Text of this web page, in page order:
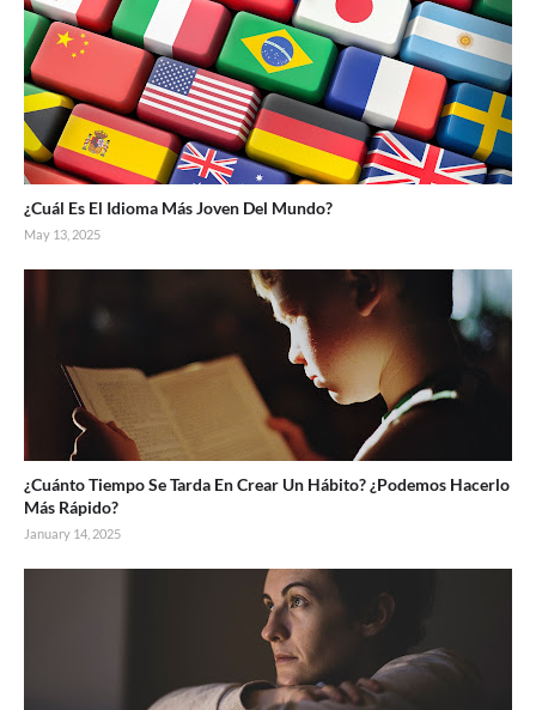
¿Cuál Es El Idioma Más Joven Del Mundo?
May 13, 2025
¿Cuánto Tiempo Se Tarda En Crear Un Hábito? ¿Podemos Hacerlo
Más Rápido?
January 14, 2025